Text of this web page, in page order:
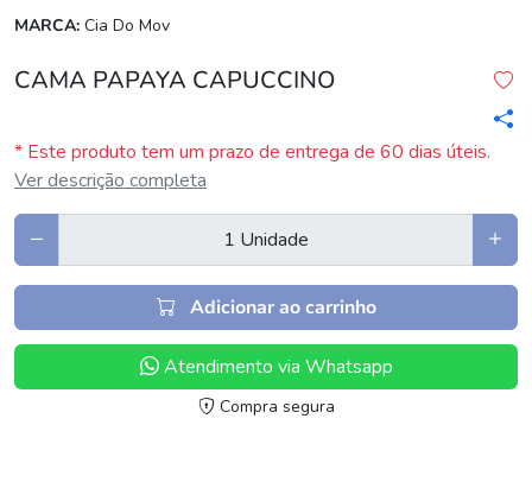
MARCA: Cia Do Mov
CAMA PAPAYA CAPUCCINO
* Este produto tem um prazo de entrega de 60 dias úteis.
Ver descrição completa
Adicionar ao carrinho
Atendimento via Whatsapp
Compra segura